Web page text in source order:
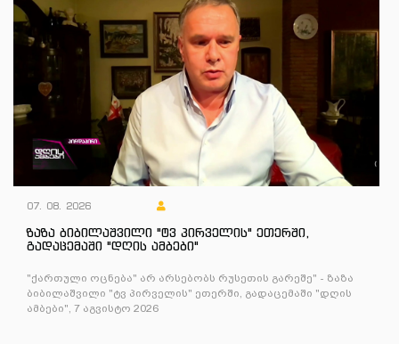
07. 08. 2026
ზაზა ბიბილაშვილი "ტვ პირველის" ეთერში,
გადაცემაში "დღის ამბები"
"ქართული ოცნება" არ არსებობს რუსეთის გარეშე" - ზაზა
ბიბილაშვილი "ტვ პირველის" ეთერში, გადაცემაში "დღის
ამბები", 7 აგვისტო 2026